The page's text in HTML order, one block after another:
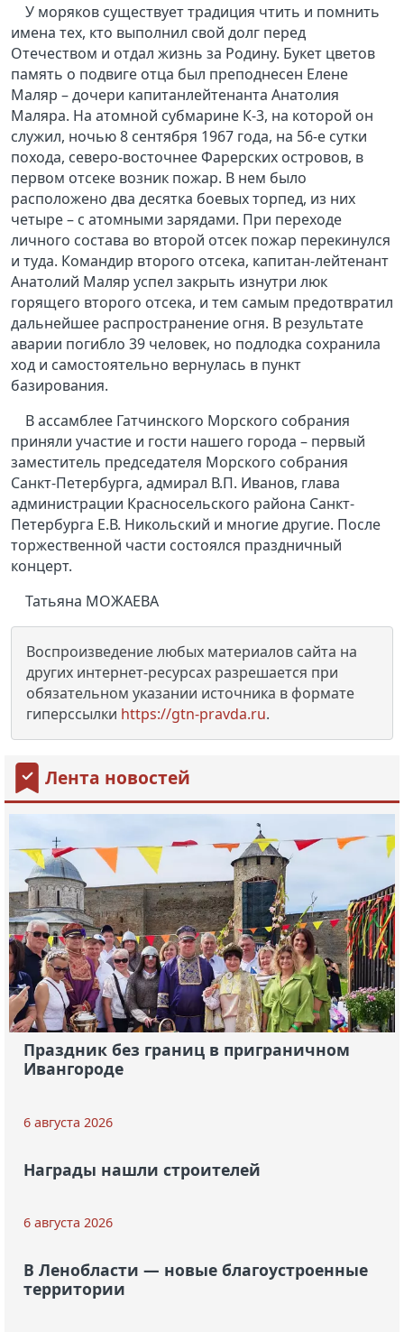
У моряков существует традиция чтить и помнить
имена тех, кто выполнил свой долг перед
Отечеством и отдал жизнь за Родину. Букет цветов
память о подвиге отца был преподнесен Елене
Маляр – дочери капитанлейтенанта Анатолия
Маляра. На атомной субмарине К-3, на которой он
служил, ночью 8 сентября 1967 года, на 56-е сутки
похода, северо-восточнее Фарерских островов, в
первом отсеке возник пожар. В нем было
расположено два десятка боевых торпед, из них
четыре – с атомными зарядами. При переходе
личного состава во второй отсек пожар перекинулся
и туда. Командир второго отсека, капитан-лейтенант
Анатолий Маляр успел закрыть изнутри люк
горящего второго отсека, и тем самым предотвратил
дальнейшее распространение огня. В результате
аварии погибло 39 человек, но подлодка сохранила
ход и самостоятельно вернулась в пункт
базирования.
В ассамблее Гатчинского Морского собрания
приняли участие и гости нашего города – первый
заместитель председателя Морского собрания
Санкт-Петербурга, адмирал В.П. Иванов, глава
администрации Красносельского района Санкт-
Петербурга Е.В. Никольский и многие другие. После
торжественной части состоялся праздничный
концерт.
Татьяна МОЖАЕВА
Воспроизведение любых материалов сайта на
других интернет-ресурсах разрешается при
обязательном указании источника в формате
гиперссылки https://gtn-pravda.ru.
Лента новостей
Праздник без границ в приграничном
Ивангороде
6 августа 2026
Награды нашли строителей
6 августа 2026
В Ленобласти — новые благоустроенные
территории